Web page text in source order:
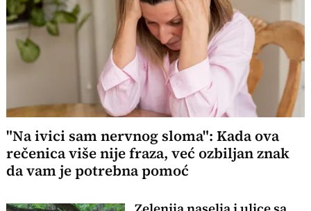
"Na ivici sam nervnog sloma": Kada ova
rečenica više nije fraza, već ozbiljan znak
da vam je potrebna pomoć